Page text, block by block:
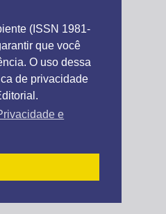
(ISSN 1981-
que você
O uso dessa
de privacidade
e